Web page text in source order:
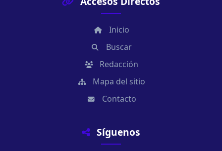
Inicio
Buscar
Redacción
Mapa del sitio
Contacto
Síguenos